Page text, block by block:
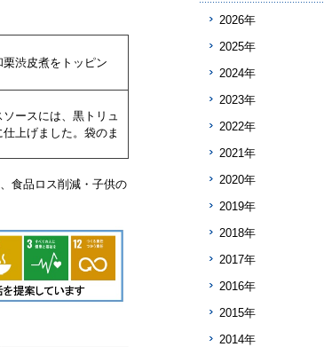
渋皮煮をトッピン
ースには、黒トリュ
上げました。袋のま
食品ロス削減・子供の
2026年
2025年
2024年
2023年
2022年
2021年
2020年
2019年
2018年
2017年
2016年
2015年
2014年